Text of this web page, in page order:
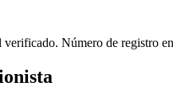
verificado. Número de registro